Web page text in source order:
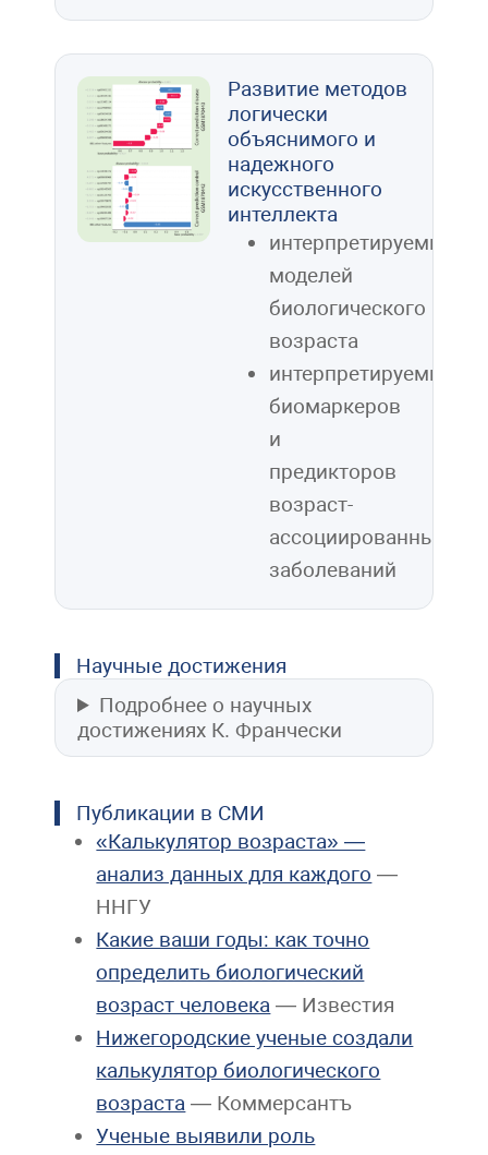
Развитие методов
логически
объяснимого и
надежного
искусственного
интеллекта
интерпретируемых
моделей
биологического
возраста
интерпретируемых
биомаркеров
и
предикторов
возраст-
ассоциированных
заболеваний
Научные достижения
Подробнее о научных
достижениях К. Франчески
Публикации в СМИ
«Калькулятор возраста» —
анализ данных для каждого —
ННГУ
Какие ваши годы: как точно
определить биологический
возраст человека — Известия
Нижегородские ученые создали
калькулятор биологического
возраста — Коммерсантъ
Ученые выявили роль